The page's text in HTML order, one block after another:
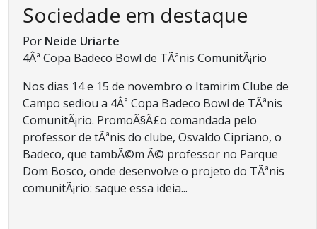
Sociedade em destaque
Por Neide Uriarte
4Âª Copa Badeco Bowl de TÃªnis ComunitÃ¡rio
Nos dias 14 e 15 de novembro o Itamirim Clube de
Campo sediou a 4Âª Copa Badeco Bowl de TÃªnis
ComunitÃ¡rio. PromoÃ§Ã£o comandada pelo
professor de tÃªnis do clube, Osvaldo Cipriano, o
Badeco, que tambÃ©m Ã© professor no Parque
Dom Bosco, onde desenvolve o projeto do TÃªnis
comunitÃ¡rio: saque essa ideia...